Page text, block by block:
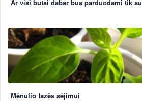
Ar visi butai dabar bus parduodami tik
Mėnulio fazės sėjimui